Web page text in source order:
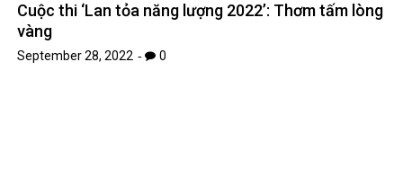
Cuộc thi ‘Lan tỏa năng lượng 2022’: Thơm tấm lòng
vàng
September 28, 2022 0